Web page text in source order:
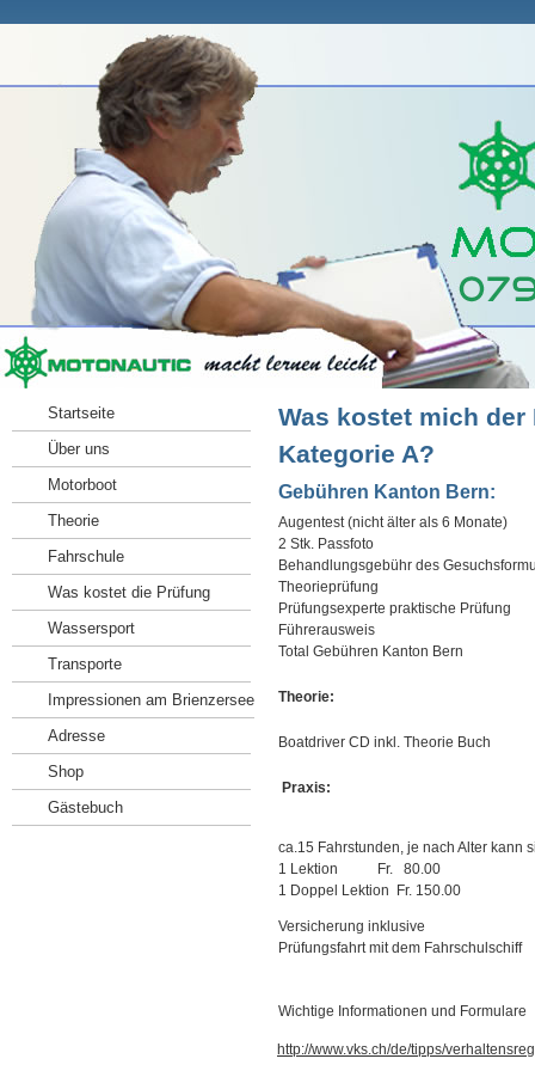
Startseite
Über uns
Motorboot
Theorie
Fahrschule
Was kostet die Prüfung
Wassersport
Transporte
Impressionen am Brienzersee
Adresse
Shop
Gästebuch
Was kostet mich
Kategorie A?
Gebühren Kanton Bern:
Augentest (nicht älter als 6 Monate)
2 Stk. Passfoto
Behandlungsgebühr des
Theorieprüfung
Prüfungsexperte praktische Prüfung
Führerausweis
Total Gebühren Kanton Bern
Theorie:
Boatdriver CD inkl. Theorie Buch
Praxis:
ca.15 Fahrstunden, je nach Alter kann
1 Lektion Fr. 80.00
1 Doppel Lektion Fr. 150.00
Versicherung inklusive
Prüfungsfahrt mit dem Fahrschulschiff
Wichtige Informationen und Formulare
http://www.vks.ch/de/tipps/